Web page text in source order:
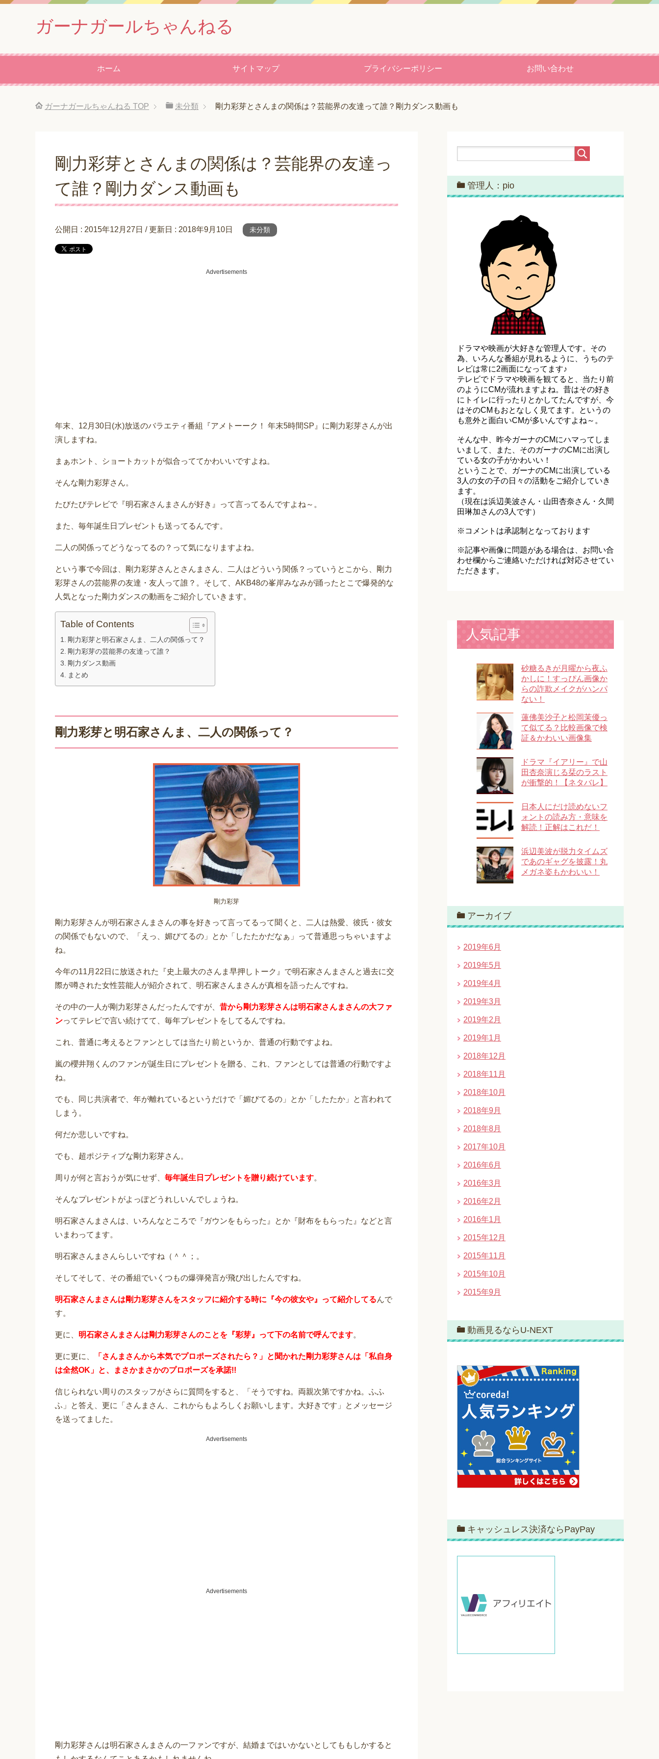
ガーナガールちゃんねる
ホーム サイトマップ プライバシーポリシー お問い合わせ
ガーナガールちゃんねる TOP 未分類 剛力彩芽とさんまの関係は？芸能界の友達って誰？剛力ダンス動画も
剛力彩芽とさんまの関係は？芸能界の友達っ
て誰？剛力ダンス動画も
公開日 : 2015年12月27日 / 更新日 : 2018年9月10日 未分類
Advertisements
年末、12月30日(水)放送のバラエティ番組『アメトーーク！ 年末5時間SP』に剛力彩芽さんが出
演しますね。
まぁホント、ショートカットが似合っててかわいいですよね。
そんな剛力彩芽さん。
たびたびテレビで『明石家さんまさんが好き』って言ってるんですよね～。
また、毎年誕生日プレゼントも送ってるんです。
二人の関係ってどうなってるの？って気になりますよね。
という事で今回は、剛力彩芽さんとさんまさん、二人はどういう関係？っていうとこから、剛力
彩芽さんの芸能界の友達・友人って誰？。そして、AKB48の峯岸みなみが踊ったとこで爆発的な
人気となった剛力ダンスの動画をご紹介していきます。
Table of Contents
剛力彩芽と明石家さんま、二人の関係って？
剛力彩芽の芸能界の友達って誰？
剛力ダンス動画
まとめ
剛力彩芽と明石家さんま、二人の関係って？
剛力彩芽
剛力彩芽さんが明石家さんまさんの事を好きって言ってるって聞くと、二人は熱愛、彼氏・彼女
の関係でもないので、「えっ、媚びてるの」とか「したたかだなぁ」って普通思っちゃいますよ
ね。
今年の11月22日に放送された『史上最大のさんま早押しトーク』で明石家さんまさんと過去に交
際が噂された女性芸能人が紹介されて、明石家さんまさんが真相を語ったんですね。
その中の一人が剛力彩芽さんだったんですが、 昔から剛力彩芽さんは明石家さんまさんの大ファ
ンってテレビで言い続けてて、毎年プレゼントをしてるんですね。
これ、普通に考えるとファンとしては当たり前というか、普通の行動ですよね。
嵐の櫻井翔くんのファンが誕生日にプレゼントを贈る、これ、ファンとしては普通の行動ですよ
ね。
でも、同じ共演者で、年が離れているというだけで「媚びてるの」とか「したたか」と言われて
しまう。
何だか悲しいですね。
でも、超ポジティブな剛力彩芽さん。
周りが何と言おうが気にせず、 毎年誕生日プレゼントを贈り続けています。
そんなプレゼントがよっぽどうれしいんでしょうね。
明石家さんまさんは、いろんなところで『ガウンをもらった』とか『財布をもらった』などと言
いまわってます。
明石家さんまさんらしいですね（＾＾；。
そしてそして、その番組でいくつもの爆弾発言が飛び出したんですね。
明石家さんまさんは剛力彩芽さんをスタッフに紹介する時に『今の彼女や』って紹介してるんで
す。
更に、 明石家さんまさんは剛力彩芽さんのことを『彩芽』って下の名前で呼んでます。
更に更に、
「さんまさんから本気でプロポーズされたら？」と聞かれた剛力彩芽さんは「私自身
は全然OK」と、まさかまさかのプロポーズを承諾!!
信じられない周りのスタッフがさらに質問をすると、「そうですね。両親次第ですかね。ふふ
ふ」と答え、更に「さんまさん、これからもよろしくお願いします。大好きです」とメッセージ
を送ってました。
Advertisements
Advertisements
剛力彩芽さんは明石家さんまさんの一ファンですが、結婚まではいかないとしてももしかすると
管理人：pio
ドラマや映画が大好きな管理人です。その
為、いろんな番組が見れるように、うちのテ
レビは常に2画面になってます♪
テレビでドラマや映画を観てると、当たり前
のようにCMが流れますよね。昔はその好き
にトイレに行ったりとかしてたんですが、今
はそのCMもおとなしく見てます。というの
も意外と面白いCMが多いんですよね～。
そんな中、昨今ガーナのCMにハマってしま
いまして、また、そのガーナのCMに出演し
ている女の子がかわいい！
ということで、ガーナのCMに出演している
3人の女の子の日々の活動をご紹介していき
ます。
（現在は浜辺美波さん・山田杏奈さん・久間
田琳加さんの3人です）
※コメントは承認制となっております
※記事や画像に問題がある場合は、お問い合
わせ欄からご連絡いただければ対応させてい
ただきます。
人気記事
砂糖るきが月曜から夜ふ
かしに！すっぴん画像か
らの詐欺メイクがハンパ
ない！
蓮佛美沙子と松岡茉優っ
て似てる？比較画像で検
証＆かわいい画像集
ドラマ『イアリー』で山
田杏奈演じる栞のラスト
が衝撃的！【ネタバレ】
日本人にだけ読めないフ
ォントの読み方・意味を
解読！正解はこれだ！
浜辺美波が脱力タイムズ
であのギャグを披露！丸
メガネ姿もかわいい！
アーカイブ
2019年6月
2019年5月
2019年4月
2019年3月
2019年2月
2019年1月
2018年12月
2018年11月
2018年10月
2018年9月
2018年8月
2017年10月
2016年6月
2016年3月
2016年2月
2016年1月
2015年12月
2015年11月
2015年10月
2015年9月
動画見るならU-NEXT
キャッシュレス決済ならPayPay